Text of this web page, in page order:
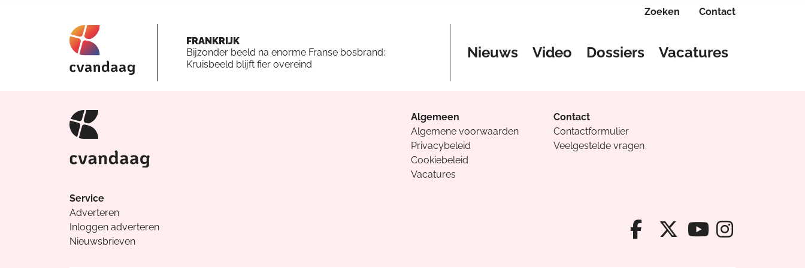
Zoeken Contact
FRANKRIJK
Bijzonder beeld na enorme Franse bosbrand:
Kruisbeeld blijft fier overeind
Nieuws Video Dossiers Vacatures
Algemeen
Algemene voorwaarden
Privacybeleid
Cookiebeleid
Vacatures
Contact
Contactformulier
Veelgestelde vragen
Service
Adverteren
Inloggen adverteren
Nieuwsbrieven
Facebook van
X van